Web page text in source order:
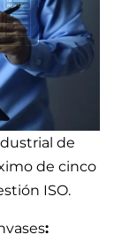
de
de cinco
ISO.
: